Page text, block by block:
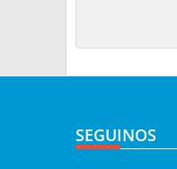
SEGUINOS